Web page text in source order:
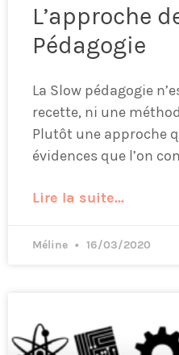
L’approche
Pédagogie
La Slow pédagogie
recette, ni une
Plutôt une approche
évidences que l’on
Lire la suite...
Méline 16/03/2020